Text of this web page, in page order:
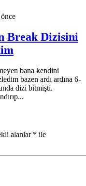
Break Dizisini
bana kendini
bazen ardı ardına 6-
dizi bitmişti.
alanlar * ile